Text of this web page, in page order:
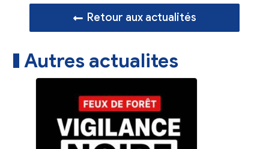
Retour aux actualités
Autres actualites